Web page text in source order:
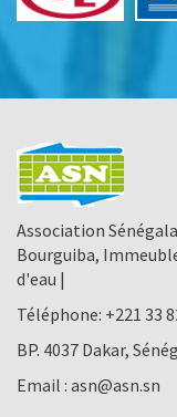
Association
Bourguiba,
d'eau |
Téléphone: +221 33
BP. 4037 Dakar,
Email : asn@asn.sn